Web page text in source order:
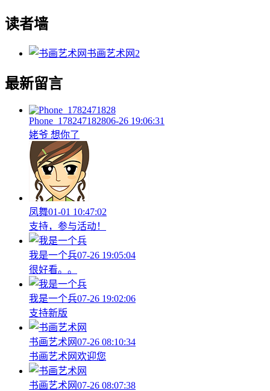
读者墙
书画艺术网 2
最新留言
Phone_178247182806-26 19:06:31
姥爷 想你了
凤舞01-01 10:47:02
支持，参与活动！
我是一个兵07-26 19:05:04
很好看。。
我是一个兵07-26 19:02:06
支持新版
书画艺术网07-26 08:10:34
书画艺术网欢迎您
书画艺术网07-26 08:07:38